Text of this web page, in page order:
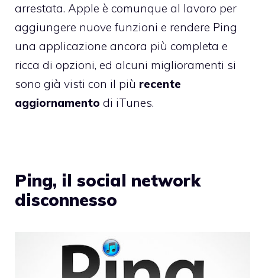
arrestata. Apple è comunque al lavoro per
aggiungere nuove funzioni e rendere Ping
una applicazione ancora più completa e
ricca di opzioni, ed alcuni miglioramenti si
sono già visti con il più recente
aggiornamento di iTunes.
Ping, il social network
disconnesso